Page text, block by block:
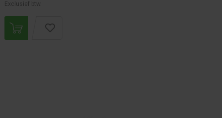
Exclusief btw.